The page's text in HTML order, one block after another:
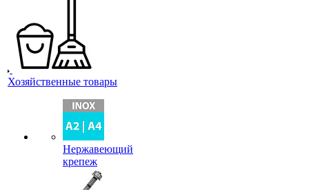
Хозяйственные товары
Нержавеющий
крепеж